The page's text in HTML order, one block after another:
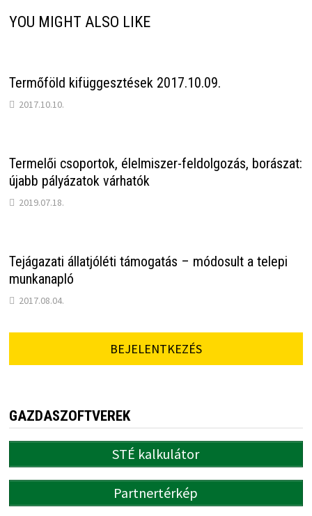
YOU MIGHT ALSO LIKE
Termőföld kifüggesztések 2017.10.09.
2017.10.10.
Termelői csoportok, élelmiszer-feldolgozás, borászat:
újabb pályázatok várhatók
2019.07.18.
Tejágazati állatjóléti támogatás – módosult a telepi
munkanapló
2017.08.04.
BEJELENTKEZÉS
GAZDASZOFTVEREK
STÉ kalkulátor
Partnertérkép